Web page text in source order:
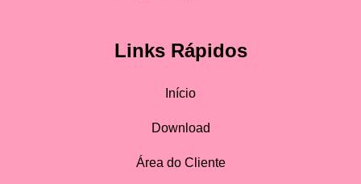
Links Rápidos
Início
Download
Área do Cliente